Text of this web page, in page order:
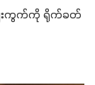
ေးကွက်ကို ရိုက်ခတ်